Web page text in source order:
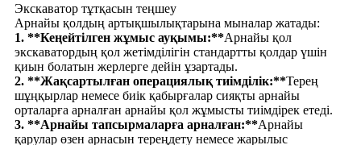
Экскаватор тұтқасын теңшеу
Арнайы қолдың артықшылықтарына мыналар жатады:
1. **Кеңейтілген жұмыс ауқымы:**Арнайы қол
экскаватордың қол жетімділігін стандартты қолдар үшін
қиын болатын жерлерге дейін ұзартады.
2. **Жақсартылған операциялық тиімділік:**Терең
шұңқырлар немесе биік қабырғалар сияқты арнайы
орталарға арналған арнайы қол жұмысты тиімдірек етеді.
3. **Арнайы тапсырмаларға арналған:**Арнайы
қарулар өзен арнасын тереңдету немесе жарылыс